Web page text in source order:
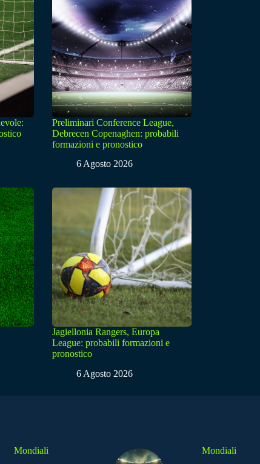
Preliminari Conference League,
Debrecen Copenaghen: probabili
formazioni e pronostico
6 Agosto 2026
Jagiellonia Rangers, Europa
League: probabili formazioni e
pronostico
6 Agosto 2026
Mondiali Mondiali